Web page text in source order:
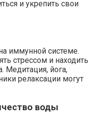
и укрепить свои
иммунной системе.
стрессом и находить
Медитация, йога,
релаксации могут
воды